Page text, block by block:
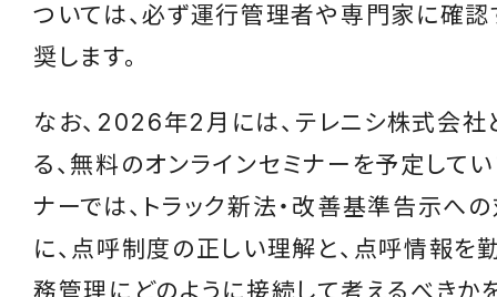
ついては、必ず運行管理者や専門家に確認
奨します。
なお、2026年2月には、テレニシ株式会社
る、無料のオンラインセミナーを予定してい
ナーでは、トラック新法・改善基準告示へ
に、点呼制度の正しい理解と、点呼情報を
務管理にどのように接続して考えるべきか